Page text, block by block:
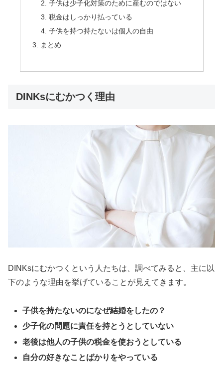
子供は少子化対策のために産むのではない
税金はしっかり払っている
子供を持つ持たないは個人の自由
まとめ
DINKsにむかつく理由
DINKsにむかつくという人たちは、調べてみると、主に以
下のような理由を挙げていることが見えてきます。
子供を持たないのになぜ結婚をしたの？
少子化の問題に責任を持とうとしていない
老後は他人の子供の税金を使おうとしている
自分の好きなことばかりをやっている